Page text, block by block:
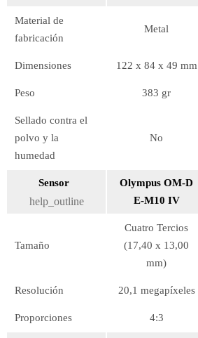
Material de
fabricación
Metal
Dimensiones 122 x 84 x 49 mm
Peso 383 gr
Sellado contra el
polvo y la
humedad
No
Sensor
help_outline
Olympus OM-D
E-M10 IV
Tamaño
Cuatro Tercios
(17,40 x 13,00
mm)
Resolución 20,1 megapíxeles
Proporciones 4:3